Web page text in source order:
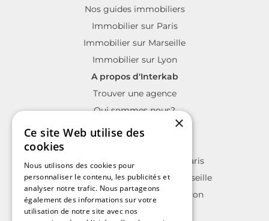
2 chambres
113.08 m²
Vieille Ville
Le label des agents immobiliers indépendants
×
Ce site Web utilise des
cookies
Nous utilisons des cookies pour
personnaliser le contenu, les publicités et
analyser notre trafic. Nous partageons
également des informations sur votre
utilisation de notre site avec nos